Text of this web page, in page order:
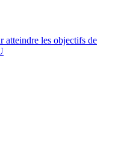
les objectifs de